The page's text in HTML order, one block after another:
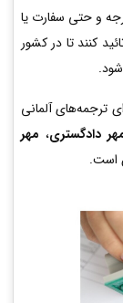
و حتی سفارت یا
کنند تا در کشور
ترجمه‌های آلمانی
دادگستری، مهر
است.